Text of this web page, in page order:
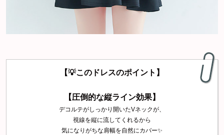
【💡このドレスのポイント】
【圧倒的な縦ライン効果】
デコルテがしっかり開いたVネックが、
視線を縦に流してくれるから
気になりがちな肩幅を自然にカバー✨